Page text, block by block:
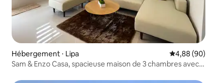
Hébergement ⋅ Lipa Évaluation
4,88 (90)
Sam & Enzo Casa, spacieuse maison de 3 chambres avec